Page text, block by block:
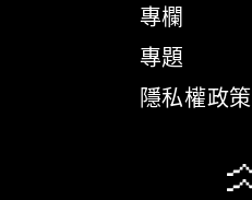
專欄
專題
隱私權政策